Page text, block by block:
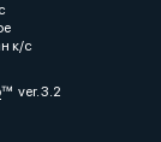
к/с
ver. 3.2